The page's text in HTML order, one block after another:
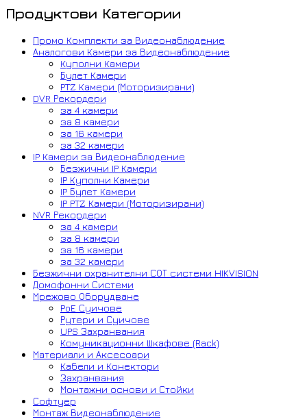
Продуктови Категории
Промо Комплекти за Видеонаблюдение
Аналогови Камери за Видеонаблюдение
Куполни Камери
Булет Камери
PTZ Камери (Моторизирани)
DVR Рекордери
за 4 камери
за 8 камери
за 16 камери
за 32 камери
IP Камери за Видеонаблюдение
Безжични IP Камери
IP Куполни Камери
IP Булет Камери
IP PTZ Камери (Моторизирани)
NVR Рекордери
за 4 камери
за 8 камери
за 16 камери
за 32 камери
Безжични охранителни СОТ системи HIKVISION
Домофонни Системи
Мрежово Оборудване
PoE Суичове
Рутери и Суичове
UPS Захранвания
Комуникационни Шкафове (Rack)
Материали и Аксесоари
Кабели и Конектори
Захранвания
Монтажни основи и Стойки
Софтуер
Монтаж Видеонаблюдение